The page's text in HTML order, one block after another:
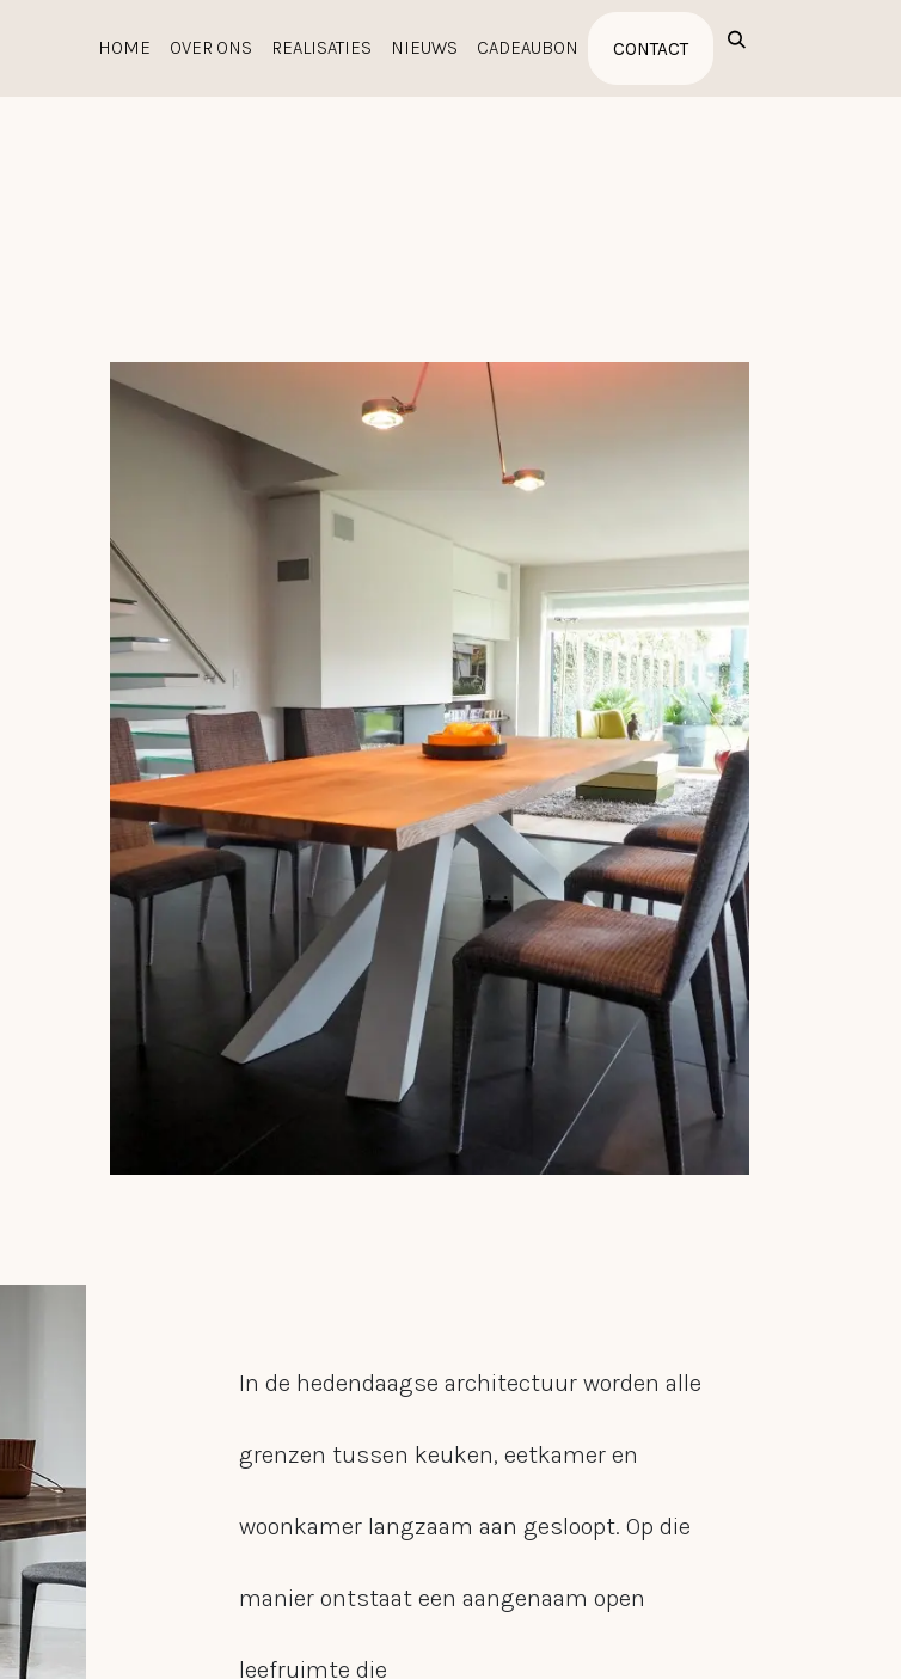
HOME OVER ONS REALISATIES NIEUWS CADEAUBON CONTACT
In de hedendaagse architectuur worden alle
grenzen tussen keuken, eetkamer en
woonkamer langzaam aan gesloopt. Op die
manier ontstaat een aangenaam open
leefruimte die